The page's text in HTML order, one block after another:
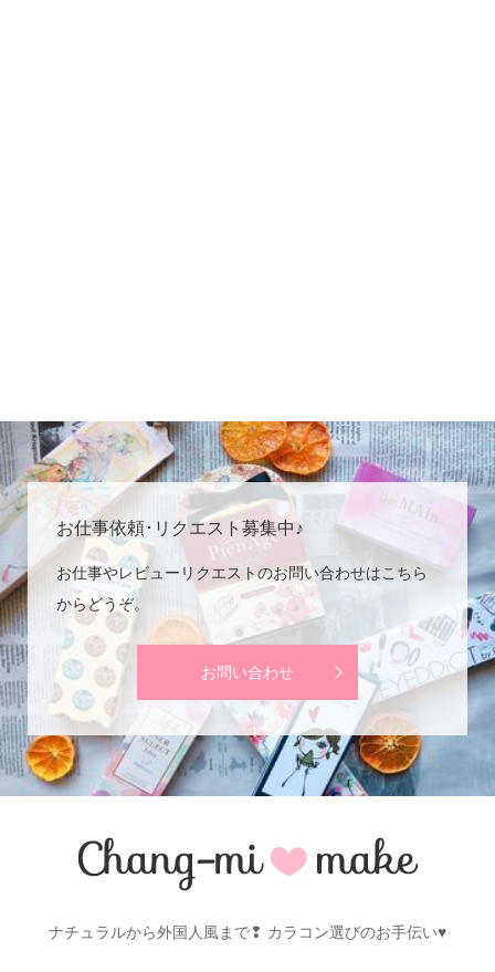
お仕事依頼･リクエスト募集中♪
お仕事やレビューリクエストのお問い合わせはこちら
からどうぞ。
お問い合わせ
ナチュラルから外国人風まで❢ カラコン選びのお手伝い♥